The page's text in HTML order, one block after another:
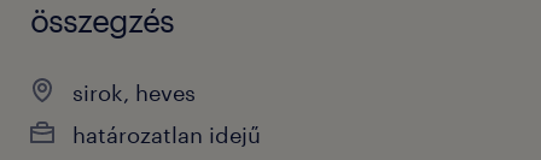
összegzés
sirok, heves
határozatlan idejű